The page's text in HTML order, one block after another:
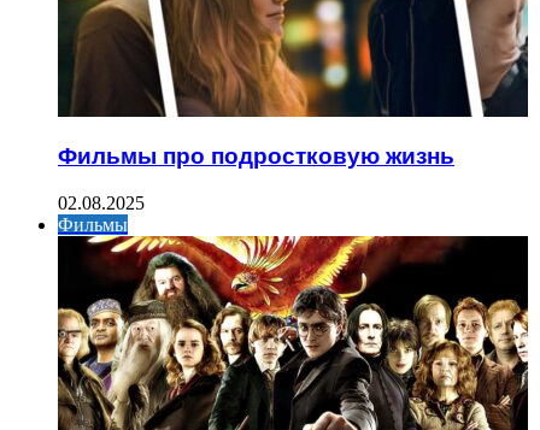
Фильмы про подростковую жизнь
02.08.2025
Фильмы